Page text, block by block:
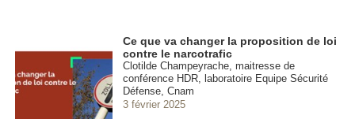
Ce que va changer la proposition de loi
contre le narcotrafic
Clotilde Champeyrache, maitresse de
conférence HDR, laboratoire Equipe Sécurité
Défense, Cnam
3 février 2025